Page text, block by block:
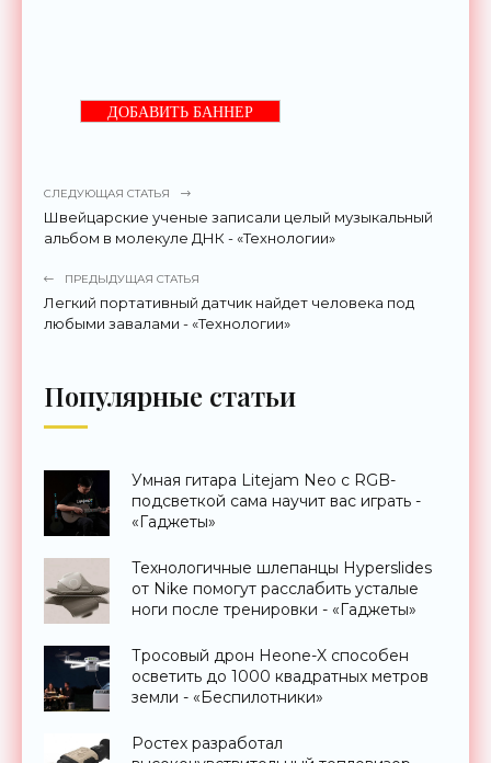
ДОБАВИТЬ БАННЕР
СЛЕДУЮЩАЯ СТАТЬЯ
Швейцарские ученые записали целый музыкальный
альбом в молекуле ДНК - «Технологии»
ПРЕДЫДУЩАЯ СТАТЬЯ
Легкий портативный датчик найдет человека под
любыми завалами - «Технологии»
Популярные статьи
Умная гитара Litejam Neo с RGB-
подсветкой сама научит вас играть -
«Гаджеты»
Технологичные шлепанцы Hyperslides
от Nike помогут расслабить усталые
ноги после тренировки - «Гаджеты»
Тросовый дрон Heone-X способен
осветить до 1000 квадратных метров
земли - «Беспилотники»
Ростех разработал